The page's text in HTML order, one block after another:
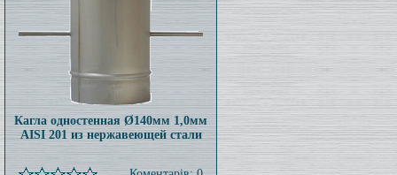
Кагла одностенная Ø140мм 1,0мм
AISI 201 из нержавеющей стали